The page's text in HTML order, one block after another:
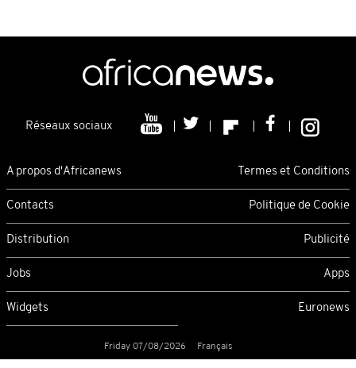
Réseaux sociaux
A propos d'Africanews Termes et Conditions
Contacts Politique de Cookie
Distribution Publicité
Jobs Apps
Widgets Euronews
Friday 07/08/2026